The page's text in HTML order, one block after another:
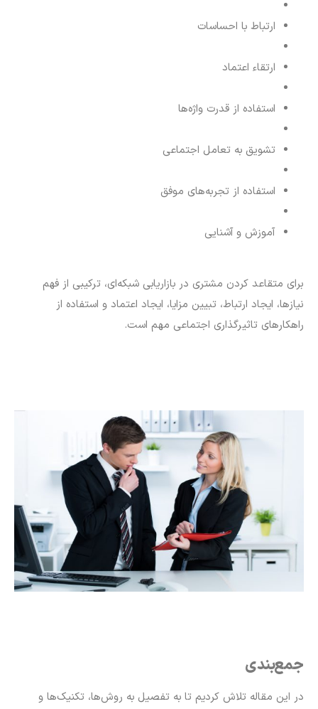
ارتباط با احساسات
ارتقاء اعتماد
استفاده از قدرت واژه‌ها
تشویق به تعامل اجتماعی
استفاده از تجربه‌های موفق
آموزش و آشنایی
برای متقاعد کردن مشتری در بازاریابی شبکه‌ای، ترکیبی از فهم
نیازها، ایجاد ارتباط، تبیین مزایا، ایجاد اعتماد و استفاده از
راهکارهای تاثیرگذاری اجتماعی مهم است.
جمع‌بندی
در این مقاله تلاش کردیم تا به تفصیل به روش‌ها، تکنیک‌ها و